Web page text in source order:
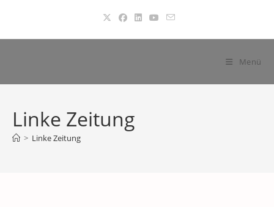
springen
Menü
Linke Zeitung
> Linke Zeitung